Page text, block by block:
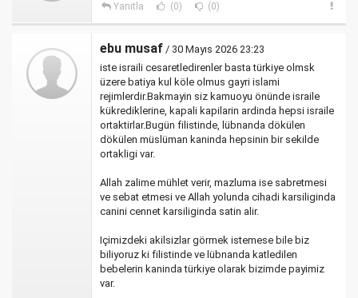
Yanıtla (0) (0)
ebu musaf / 30 Mayıs 2026 23:23
iste israili cesaretledirenler basta türkiye olmsk
üzere batiya kul köle olmus gayri islami
rejimlerdir.Bakmayin siz kamuoyu önünde israile
kükrediklerine, kapali kapilarin ardinda hepsi israile
ortaktirlar.Bugün filistinde, lübnanda dökülen
dökülen müslüman kaninda hepsinin bir sekilde
ortakligi var.
Allah zalime mühlet verir, mazluma ise sabretmesi
ve sebat etmesi ve Allah yolunda cihadi karsiliginda
canini cennet karsiliginda satin alir.
Içimizdeki akilsizlar görmek istemese bile biz
biliyoruz ki filistinde ve lübnanda katledilen
bebelerin kaninda türkiye olarak bizimde payimiz
var.